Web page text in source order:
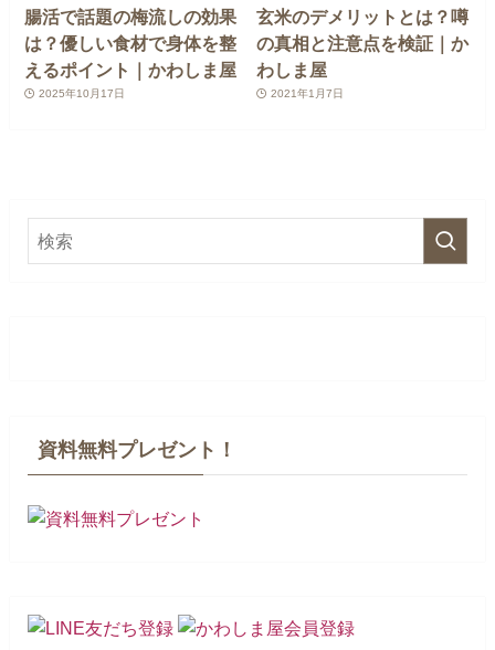
腸活で話題の梅流しの効果
は？優しい食材で身体を整
えるポイント｜かわしま屋
2025年10月17日
玄米のデメリットとは？噂
の真相と注意点を検証｜か
わしま屋
2021年1月7日
資料無料プレゼント！